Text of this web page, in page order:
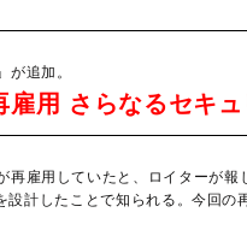
追加。
用 さらなるセキ
雇用していたと、ロイターが報
計したことで知られる。今回の